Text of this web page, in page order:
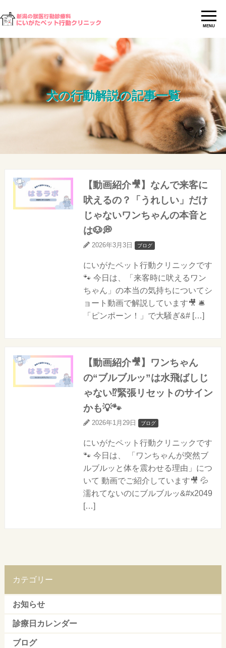
MENU
犬の行動解説の記事一覧
【動画紹介🎥】なんで来客に
吠えるの？「うれしい」だけ
じゃないワンちゃんの本音と
は🐶💭
2026年3月3日 ブログ
にいがたペット行動クリニックです
🐾 今日は、「来客時に吠えるワン
ちゃん」の本当の気持ちについてシ
ョート動画で解説しています🎥 🛎️
「ピンポーン！」で大騒ぎ&# […]
【動画紹介🎥】ワンちゃん
の“ブルブルッ”は水飛ばしじ
ゃない⁉️緊張リセットのサイン
かも💡🐾
2026年1月29日 ブログ
にいがたペット行動クリニックです
🐾 今日は、 「ワンちゃんが突然ブ
ルブルッと体を震わせる理由」につ
いて 動画でご紹介しています🎥 💦
濡れてないのにブルブルッ&#x2049
[…]
カテゴリー
お知らせ
診療日カレンダー
ブログ